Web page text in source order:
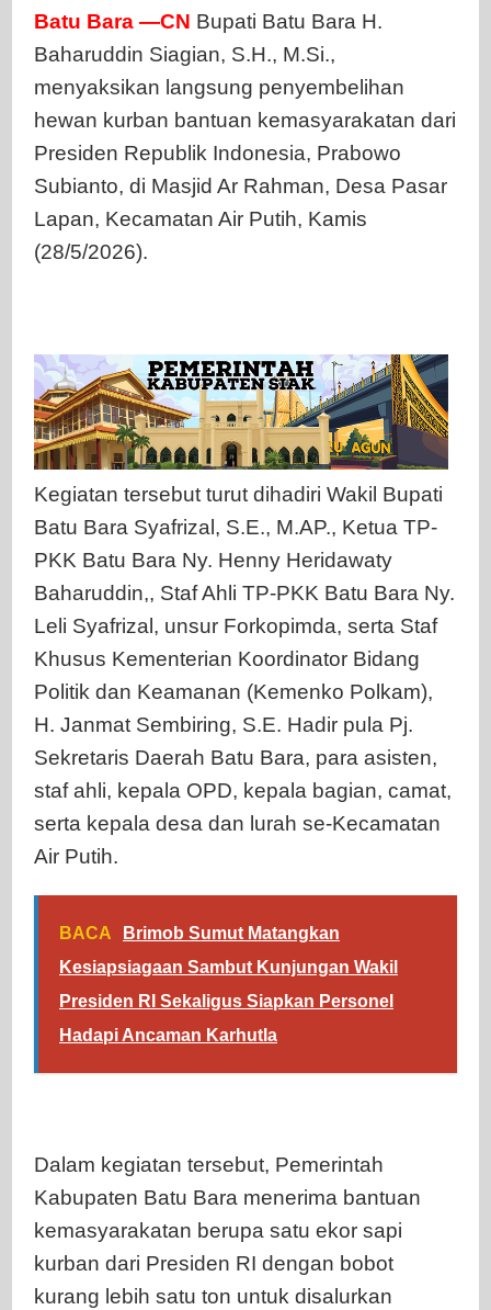
Batu Bara —CN Bupati Batu Bara H.
Baharuddin Siagian, S.H., M.Si.,
menyaksikan langsung penyembelihan
hewan kurban bantuan kemasyarakatan dari
Presiden Republik Indonesia, Prabowo
Subianto, di Masjid Ar Rahman, Desa Pasar
Lapan, Kecamatan Air Putih, Kamis
(28/5/2026).
Kegiatan tersebut turut dihadiri Wakil Bupati
Batu Bara Syafrizal, S.E., M.AP., Ketua TP-
PKK Batu Bara Ny. Henny Heridawaty
Baharuddin,, Staf Ahli TP-PKK Batu Bara Ny.
Leli Syafrizal, unsur Forkopimda, serta Staf
Khusus Kementerian Koordinator Bidang
Politik dan Keamanan (Kemenko Polkam),
H. Janmat Sembiring, S.E. Hadir pula Pj.
Sekretaris Daerah Batu Bara, para asisten,
staf ahli, kepala OPD, kepala bagian, camat,
serta kepala desa dan lurah se-Kecamatan
Air Putih.
BACA
Brimob Sumut Matangkan
Kesiapsiagaan Sambut Kunjungan Wakil
Presiden RI Sekaligus Siapkan Personel
Hadapi Ancaman Karhutla
Dalam kegiatan tersebut, Pemerintah
Kabupaten Batu Bara menerima bantuan
kemasyarakatan berupa satu ekor sapi
kurban dari Presiden RI dengan bobot
kurang lebih satu ton untuk disalurkan